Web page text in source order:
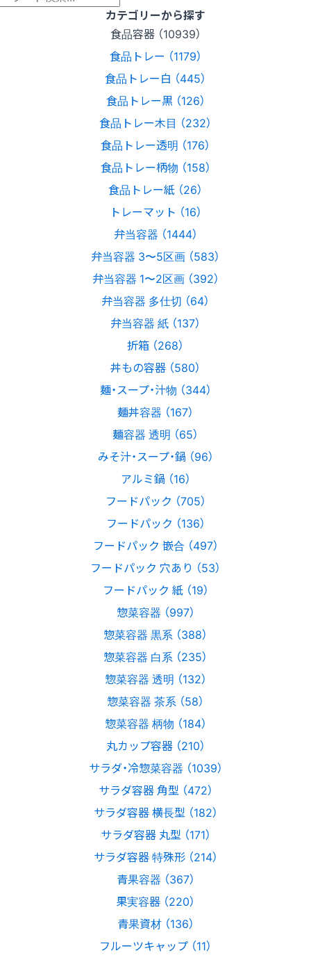
カテゴリーから探す
食品容器 （10939）
食品トレー （1179）
食品トレー白 （445）
食品トレー黒 （126）
食品トレー木目 （232）
食品トレー透明 （176）
食品トレー柄物 （158）
食品トレー紙 （26）
トレーマット （16）
弁当容器 （1444）
弁当容器 3〜5区画 （583）
弁当容器 1〜2区画 （392）
弁当容器 多仕切 （64）
弁当容器 紙 （137）
折箱 （268）
丼もの容器 （580）
麺・スープ・汁物 （344）
麺丼容器 （167）
麺容器 透明 （65）
みそ汁・スープ・鍋 （96）
アルミ鍋 （16）
フードパック （705）
フードパック （136）
フードパック 嵌合 （497）
フードパック 穴あり （53）
フードパック 紙 （19）
惣菜容器 （997）
惣菜容器 黒系 （388）
惣菜容器 白系 （235）
惣菜容器 透明 （132）
惣菜容器 茶系 （58）
惣菜容器 柄物 （184）
丸カップ容器 （210）
サラダ・冷惣菜容器 （1039）
サラダ容器 角型 （472）
サラダ容器 横長型 （182）
サラダ容器 丸型 （171）
サラダ容器 特殊形 （214）
青果容器 （367）
果実容器 （220）
青果資材 （136）
フルーツキャップ （11）